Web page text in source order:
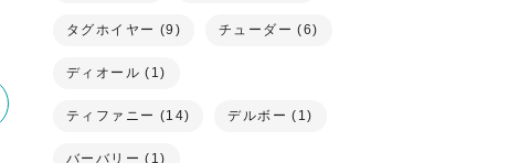
タグホイヤー (9) チューダー (6)
ディオール (1)
ティファニー (14) デルボー (1)
バーバリー (1)